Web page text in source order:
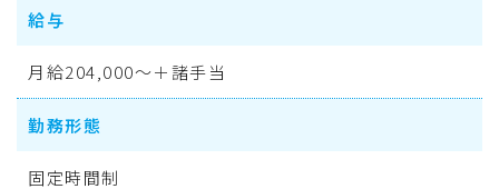
給与
月給204,000～＋諸手当
勤務形態
固定時間制